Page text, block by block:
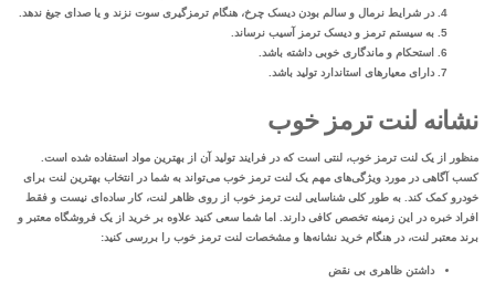
در شرایط نرمال و سالم بودن دیسک چرخ، هنگام ترمزگیری سوت نزند و یا صدای جیغ ندهد.
به سیستم ترمز و دیسک ترمز آسیب نرساند.
استحکام و ماندگاری خوبی داشته باشد.
دارای معیارهای استاندارد تولید باشد.
نشانه لنت ترمز خوب
منظور از یک لنت ترمز خوب، لنتی است که در فرایند تولید آن از بهترین مواد استفاده شده است.
کسب آگاهی در مورد ویژگی‌های مهم یک لنت ترمز خوب می‌تواند به شما در انتخاب بهترین لنت برای
خودرو کمک کند. به طور کلی شناسایی لنت ترمز خوب از روی ظاهر لنت، کار ساده‌ای نیست و فقط
افراد خبره در این زمینه تخصص کافی دارند. اما شما سعی کنید علاوه بر خرید از یک فروشگاه معتبر و
برند معتبر لنت، در هنگام خرید نشانه‌ها و مشخصات لنت ترمز خوب را بررسی کنید:
داشتن ظاهری بی نقض